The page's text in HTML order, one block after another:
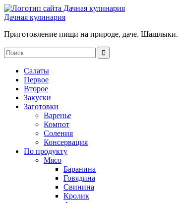
Дачная кулинария
Приготовление пищи на природе, даче. Шашлыки.
Салаты
Первое
Второе
Закуски
Заготовки
Варенье
Компот
Соления
Консервация
По продукту
Мясо
Баранина
Говядина
Свинина
Кролик